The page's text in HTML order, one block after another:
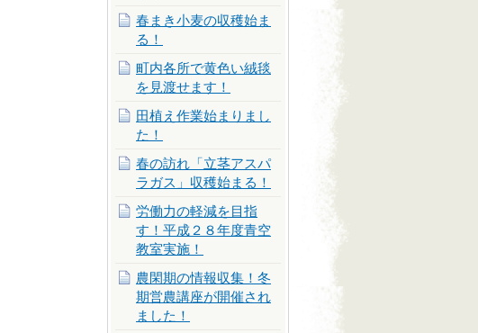
春まき小麦の収穫始ま
る！
町内各所で黄色い絨毯
を見渡せます！
田植え作業始まりまし
た！
春の訪れ「立茎アスパ
ラガス」収穫始まる！
労働力の軽減を目指
す！平成２８年度青空
教室実施！
農閑期の情報収集！冬
期営農講座が開催され
ました！